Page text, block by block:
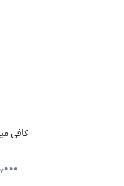
کافی میت